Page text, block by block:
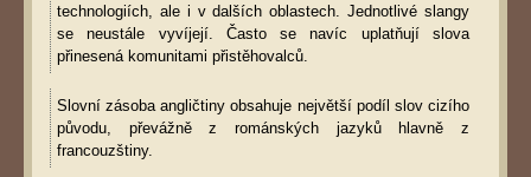
technologiích, ale i v dalších oblastech. Jednotlivé slangy
se neustále vyvíjejí. Často se navíc uplatňují slova
přinesená komunitami přistěhovalců.
Slovní zásoba angličtiny obsahuje největší podíl slov cizího
původu, převážně z románských jazyků hlavně z
francouzštiny.